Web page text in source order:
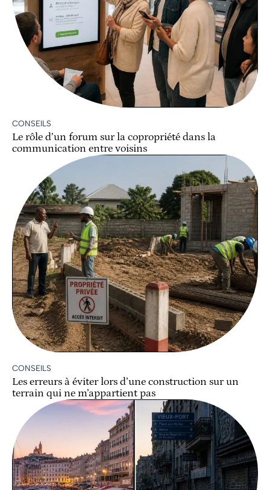
CONSEILS
Le rôle d’un forum sur la copropriété dans la
communication entre voisins
CONSEILS
Les erreurs à éviter lors d’une construction sur un
terrain qui ne m’appartient pas